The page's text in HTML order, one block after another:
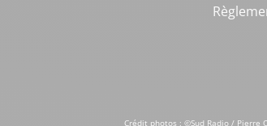
Crédit photos : ©Sud Radio / Pierre